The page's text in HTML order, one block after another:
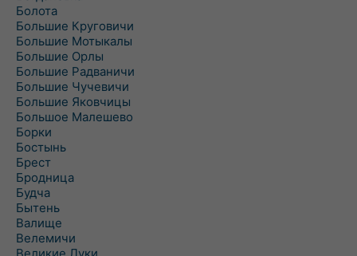
Болота
Большие Круговичи
Большие Мотыкалы
Большие Орлы
Большие Радваничи
Большие Чучевичи
Большие Яковчицы
Большое Малешево
Борки
Бостынь
Брест
Бродница
Будча
Бытень
Валище
Велемичи